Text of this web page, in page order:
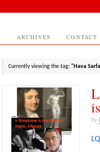
ARCHIVES CONTACT
Currently viewing the tag: "Hava
by